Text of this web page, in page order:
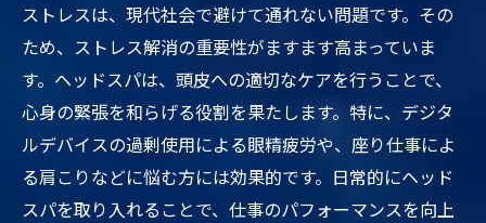
ストレスは、現代社会で避けて通れない問題です。その
ため、ストレス解消の重要性がますます高まっていま
す。ヘッドスパは、頭皮への適切なケアを行うことで、
心身の緊張を和らげる役割を果たします。特に、デジタ
ルデバイスの過剰使用による眼精疲労や、座り仕事によ
る肩こりなどに悩む方には効果的です。日常的にヘッド
スパを取り入れることで、仕事のパフォーマンスを向上